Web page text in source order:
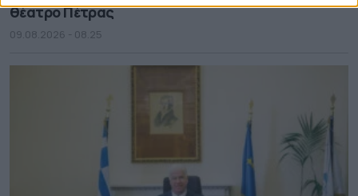
θέατρο Πέτρας
09.08.2026 - 08.25